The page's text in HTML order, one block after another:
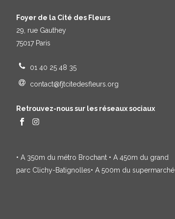
Foyer de la Cité des Fleurs
29, rue Gauthey
75017 Paris
01 40 25 48 35
contact@fjtcitedesfleurs.org
Retrouvez-nous sur les réseaux sociaux
• A 350m du métro Brochant • A 450m du grand
parc Clichy-Batignolles• A 500m du supermarché